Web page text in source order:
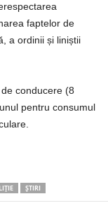
faptelor de
a ordinii și liniștii
conducere (8
pentru consumul
ȘTIRI